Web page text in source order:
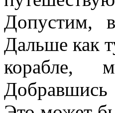
Допустим,
Дальше как
корабле,